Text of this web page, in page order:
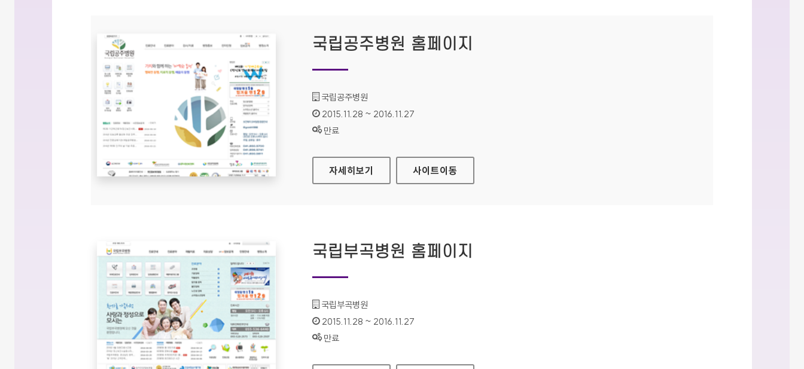
국립공주병원 홈페이지
기관명 :
국립공주병원
인증기간 :
2015.11.28 ~ 2016.11.27
상태 :
만료
국립공주병원 홈페이지
자세히보기 사이트이동
국립부곡병원 홈페이지
기관명 :
국립부곡병원
인증기간 :
2015.11.28 ~ 2016.11.27
상태 :
만료